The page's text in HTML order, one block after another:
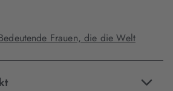
Frauen, die die Welt